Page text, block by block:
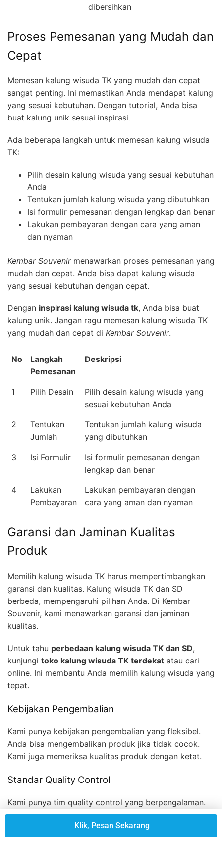
dibersihkan
Proses Pemesanan yang Mudah dan
Cepat
Memesan kalung wisuda TK yang mudah dan cepat
sangat penting. Ini memastikan Anda mendapat kalung
yang sesuai kebutuhan. Dengan tutorial, Anda bisa
buat kalung unik sesuai inspirasi.
Ada beberapa langkah untuk memesan kalung wisuda
TK:
Pilih desain kalung wisuda yang sesuai kebutuhan
Anda
Tentukan jumlah kalung wisuda yang dibutuhkan
Isi formulir pemesanan dengan lengkap dan benar
Lakukan pembayaran dengan cara yang aman
dan nyaman
Kembar Souvenirmenawarkan proses pemesanan yang
mudah dan cepat. Anda bisa dapat kalung wisuda
yang sesuai kebutuhan dengan cepat.
Dengan inspirasi kalung wisuda tk, Anda bisa buat
kalung unik. Jangan ragu memesan kalung wisuda TK
yang mudah dan cepat di Kembar Souvenir.
No
Langkah
Pemesanan
Deskripsi
1 Pilih Desain
Pilih desain kalung wisuda yang
sesuai kebutuhan Anda
2
Tentukan
Jumlah
Tentukan jumlah kalung wisuda
yang dibutuhkan
3 Isi Formulir
Isi formulir pemesanan dengan
lengkap dan benar
4
Lakukan
Pembayaran
Lakukan pembayaran dengan
cara yang aman dan nyaman
Garansi dan Jaminan Kualitas
Produk
Memilih kalung wisuda TK harus mempertimbangkan
garansi dan kualitas. Kalung wisuda TK dan SD
berbeda, mempengaruhi pilihan Anda. Di Kembar
Souvenir, kami menawarkan garansi dan jaminan
kualitas.
Untuk tahu perbedaan kalung wisuda TK dan SD,
kunjungi toko kalung wisuda TK terdekat atau cari
online. Ini membantu Anda memilih kalung wisuda yang
tepat.
Kebijakan Pengembalian
Kami punya kebijakan pengembalian yang fleksibel.
Anda bisa mengembalikan produk jika tidak cocok.
Kami juga memeriksa kualitas produk dengan ketat.
Standar Quality Control
Kami punya tim quality control yang berpengalaman.
Mereka memastikan produk kami berkualitas tinggi.
Jadi, Anda yakin produk yang Anda dapatkan
berkualitas dan tahan lama.
Klik, Pesan Sekarang